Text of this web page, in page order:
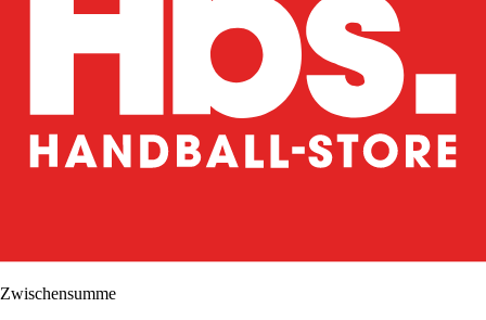
Zwischensumme